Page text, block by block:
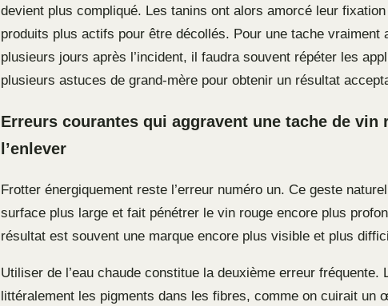
devient plus compliqué. Les tanins ont alors amorcé leur
produits plus actifs pour être décollés. Pour une tache vraiment
plusieurs jours après l’incident, il faudra souvent répéter les
plusieurs astuces de grand-mère pour obtenir un résultat
Erreurs courantes qui aggravent une tache de vin
l’enlever
Frotter énergiquement reste l’erreur numéro un. Ce geste
surface plus large et fait pénétrer le vin rouge encore plus
résultat est souvent une marque encore plus visible et plus
Utiliser de l’eau chaude constitue la deuxième erreur fréquente.
littéralement les pigments dans les fibres, comme on cuirait un